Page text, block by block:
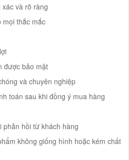
và rõ ràng
thắc mắc
được bảo mật
và chuyên nghiệp
toán sau khi đồng ý mua hàng
phản hồi từ khách hàng
không giống hình hoặc kém chất